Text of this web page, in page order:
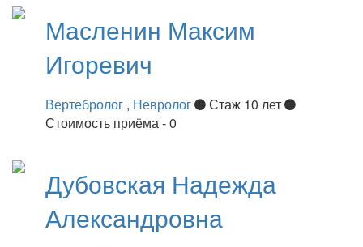
Масленин Максим
Игоревич
Вертебролог , Невролог
Стаж 10 лет
Стоимость приёма - 0
Дубовская Надежда
Александровна